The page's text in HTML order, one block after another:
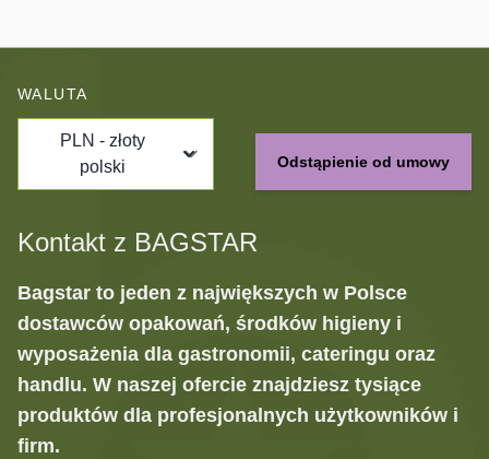
WALUTA
PLN - złoty
polski
Odstąpienie od umowy
Kontakt z BAGSTAR
Bagstar to jeden z największych w Polsce
dostawców opakowań, środków higieny i
wyposażenia dla gastronomii, cateringu oraz
handlu. W naszej ofercie znajdziesz tysiące
produktów dla profesjonalnych użytkowników i
firm.